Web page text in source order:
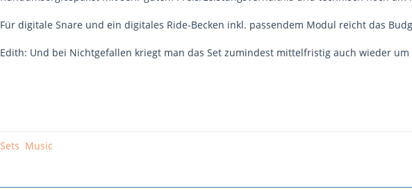
Für digitale Snare und ein digitales Ride-Becken inkl. passendem Modul reicht das
Edith: Und bei Nichtgefallen kriegt man das Set zumindest mittelfristig auch wieder um
Sets Music